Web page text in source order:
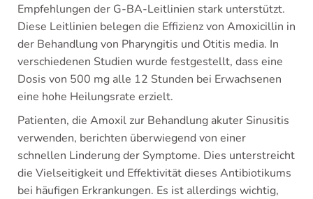
Empfehlungen der G-BA-Leitlinien stark unterstützt.
Diese Leitlinien belegen die Effizienz von Amoxicillin in
der Behandlung von Pharyngitis und Otitis media. In
verschiedenen Studien wurde festgestellt, dass eine
Dosis von 500 mg alle 12 Stunden bei Erwachsenen
eine hohe Heilungsrate erzielt.
Patienten, die Amoxil zur Behandlung akuter Sinusitis
verwenden, berichten überwiegend von einer
schnellen Linderung der Symptome. Dies unterstreicht
die Vielseitigkeit und Effektivität dieses Antibiotikums
bei häufigen Erkrankungen. Es ist allerdings wichtig,